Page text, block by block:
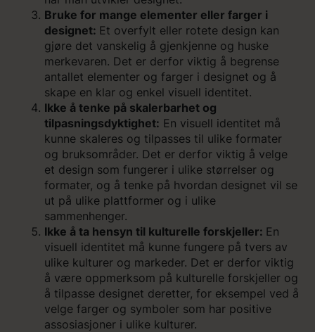
Bruke for mange elementer eller farger i
designet: Et overfylt eller rotete design kan
gjøre det vanskelig å gjenkjenne og huske
merkevaren. Det er derfor viktig å begrense
antallet elementer og farger i designet og å
skape en klar og enkel visuell identitet.
Ikke å tenke på skalerbarhet og
tilpasningsdyktighet: En visuell identitet må
kunne skaleres og tilpasses til ulike formater
og bruksområder. Det er derfor viktig å velge
et design som fungerer i ulike størrelser og
formater, og å tenke på hvordan designet vil se
ut på ulike plattformer og i ulike
sammenhenger.
Ikke å ta hensyn til kulturelle forskjeller: En
visuell identitet må kunne fungere på tvers av
ulike kulturer og markeder. Det er derfor viktig
å være oppmerksom på kulturelle forskjeller og
å tilpasse designet deretter, for eksempel ved å
velge farger og symboler som har positive
assosiasjoner i ulike kulturer.